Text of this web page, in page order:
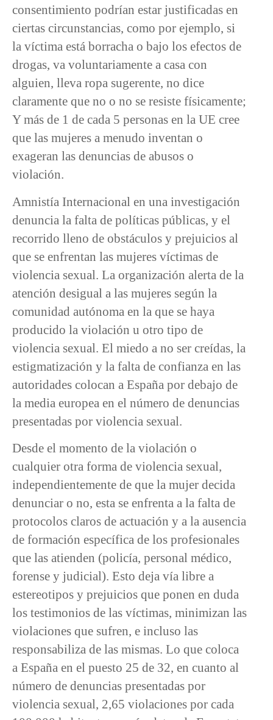
consentimiento podrían estar justificadas en
ciertas circunstancias, como por ejemplo, si
la víctima está borracha o bajo los efectos de
drogas, va voluntariamente a casa con
alguien, lleva ropa sugerente, no dice
claramente que no o no se resiste físicamente;
Y más de 1 de cada 5 personas en la UE cree
que las mujeres a menudo inventan o
exageran las denuncias de abusos o
violación.
Amnistía Internacional en una investigación
denuncia la falta de políticas públicas, y el
recorrido lleno de obstáculos y prejuicios al
que se enfrentan las mujeres víctimas de
violencia sexual. La organización alerta de la
atención desigual a las mujeres según la
comunidad autónoma en la que se haya
producido la violación u otro tipo de
violencia sexual. El miedo a no ser creídas, la
estigmatización y la falta de confianza en las
autoridades colocan a España por debajo de
la media europea en el número de denuncias
presentadas por violencia sexual.
Desde el momento de la violación o
cualquier otra forma de violencia sexual,
independientemente de que la mujer decida
denunciar o no, esta se enfrenta a la falta de
protocolos claros de actuación y a la ausencia
de formación específica de los profesionales
que las atienden (policía, personal médico,
forense y judicial). Esto deja vía libre a
estereotipos y prejuicios que ponen en duda
los testimonios de las víctimas, minimizan las
violaciones que sufren, e incluso las
responsabiliza de las mismas. Lo que coloca
a España en el puesto 25 de 32, en cuanto al
número de denuncias presentadas por
violencia sexual, 2,65 violaciones por cada